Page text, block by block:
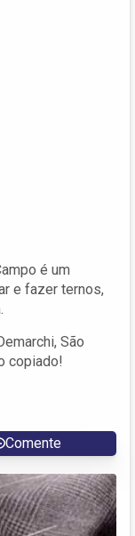
é um
e fazer ternos,
São
copiado!
Comente